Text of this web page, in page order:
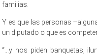
familias.
Y es que las personas
un diputado o que es
“…y nos piden banquetas,